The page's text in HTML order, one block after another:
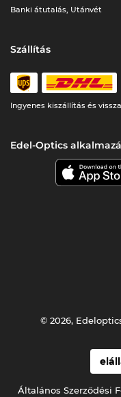
Banki átutalás, Utánvét
Szállítás
Ingyenes kiszállítás és
Edel-Optics
Általános Szerződési
© 2026,